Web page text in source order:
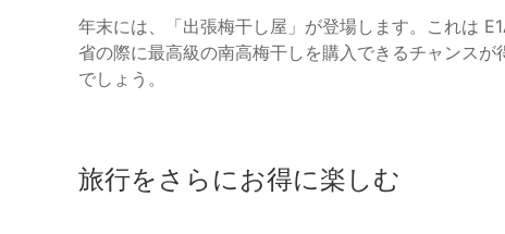
年末には、「出張梅干し屋」が登場します。これは
省の際に最高級の南高梅干しを購入できるチャンス
でしょう。
旅行をさらにお得に楽しむ